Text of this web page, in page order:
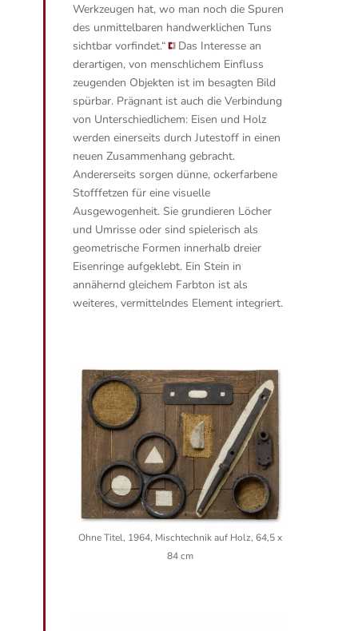
Werkzeugen hat, wo man noch die Spuren
des unmittelbaren handwerklichen Tuns
sichtbar vorfindet.“
Das Interesse an
derartigen, von menschlichem Einfluss
zeugenden Objekten ist im besagten Bild
spürbar. Prägnant ist auch die Verbindung
von Unterschiedlichem: Eisen und Holz
werden einerseits durch Jutestoff in einen
neuen Zusammenhang gebracht.
Andererseits sorgen dünne, ockerfarbene
Stofffetzen für eine visuelle
Ausgewogenheit. Sie grundieren Löcher
und Umrisse oder sind spielerisch als
geometrische Formen innerhalb dreier
Eisenringe aufgeklebt. Ein Stein in
annähernd gleichem Farbton ist als
weiteres, vermittelndes Element integriert.
Ohne Titel, 1964, Mischtechnik auf Holz, 64,5 x
84 cm